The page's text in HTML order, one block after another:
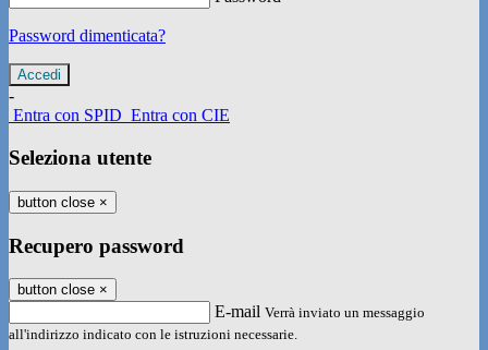
Password dimenticata?
-
Entra con SPID Entra con CIE
Seleziona utente
button close ×
Recupero password
button close ×
E-mail Verrà inviato un messaggio
all'indirizzo indicato con le istruzioni necessarie.